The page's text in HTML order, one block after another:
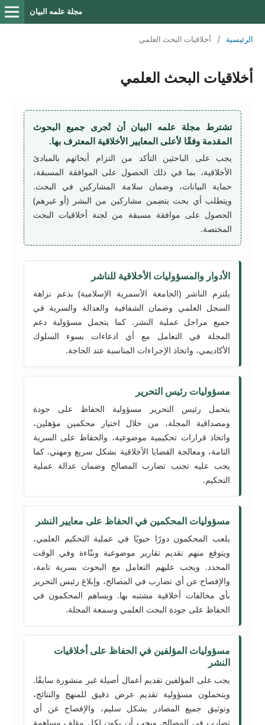
مجلة علمه البيان
الرئيسية / أخلاقيات البحث العلمي
أخلاقيات البحث العلمي
تشترط مجلة علمه البيان أن تُجرى جميع البحوث
المقدمة وفقًا لأعلى المعايير الأخلاقية المعترف بها.
يجب على الباحثين التأكد من التزام أبحاثهم بالمبادئ
الأخلاقية، بما في ذلك الحصول على الموافقة المسبقة،
حماية البيانات، وضمان سلامة المشاركين في البحث.
ويتطلب أي بحث يتضمن مشاركين من البشر (أو غيرهم)
الحصول على موافقة مسبقة من لجنة أخلاقيات البحث
المختصة.
الأدوار والمسؤوليات الأخلاقية للناشر
يلتزم الناشر (الجامعة الأسمرية الإسلامية) بدعم نزاهة
السجل العلمي وضمان الشفافية والعدالة والسرية في
جميع مراحل عملية النشر. كما يتحمل مسؤولية دعم
المجلة في التعامل مع أي ادعاءات بسوء السلوك
الأكاديمي، واتخاذ الإجراءات المناسبة عند الحاجة.
مسؤوليات رئيس التحرير
يتحمل رئيس التحرير مسؤولية الحفاظ على جودة
ومصداقية المجلة، من خلال اختيار محكمين مؤهلين،
واتخاذ قرارات تحكيمية موضوعية، والحفاظ على السرية
التامة، ومعالجة القضايا الأخلاقية بشكل سريع ومهني. كما
يجب عليه تجنب تضارب المصالح وضمان عدالة عملية
التحكيم.
مسؤوليات المحكمين في الحفاظ على معايير النشر
يلعب المحكمون دورًا حيويًا في عملية التحكيم العلمي،
ويتوقع منهم تقديم تقارير موضوعية وبنّاءة وفي الوقت
المحدد. ويجب عليهم التعامل مع البحوث بسرية تامة،
والإفصاح عن أي تضارب في المصالح، وإبلاغ رئيس التحرير
بأي مخالفات أخلاقية مشتبه بها. ويساهم المحكمون في
الحفاظ على جودة البحث العلمي وسمعة المجلة.
مسؤوليات المؤلفين في الحفاظ على أخلاقيات
النشر
يجب على المؤلفين تقديم أعمال أصيلة غير منشورة سابقًا.
ويتحملون مسؤولية تقديم عرض دقيق للمنهج والنتائج،
وتوثيق جميع المصادر بشكل سليم، والإفصاح عن أي
تضارب في المصالح. ويجب أن يكون لكل مؤلف مساهمة